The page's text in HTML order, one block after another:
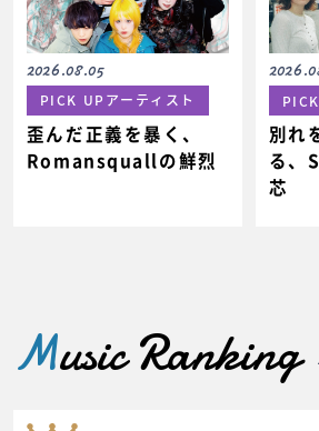
2026.08.05
PICK UPアーティスト
歪んだ正義を暴く、
Romansquallの鮮烈
別れ
る、
芯
Music Ranking